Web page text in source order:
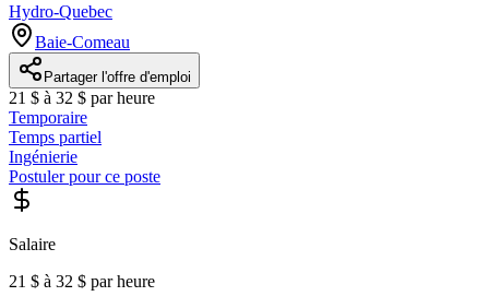
Hydro-Quebec
Baie-Comeau
Partager l'offre d'emploi
21 $ à 32 $ par heure
Temporaire
Temps partiel
Ingénierie
Postuler pour ce poste
Salaire
21 $ à 32 $ par heure